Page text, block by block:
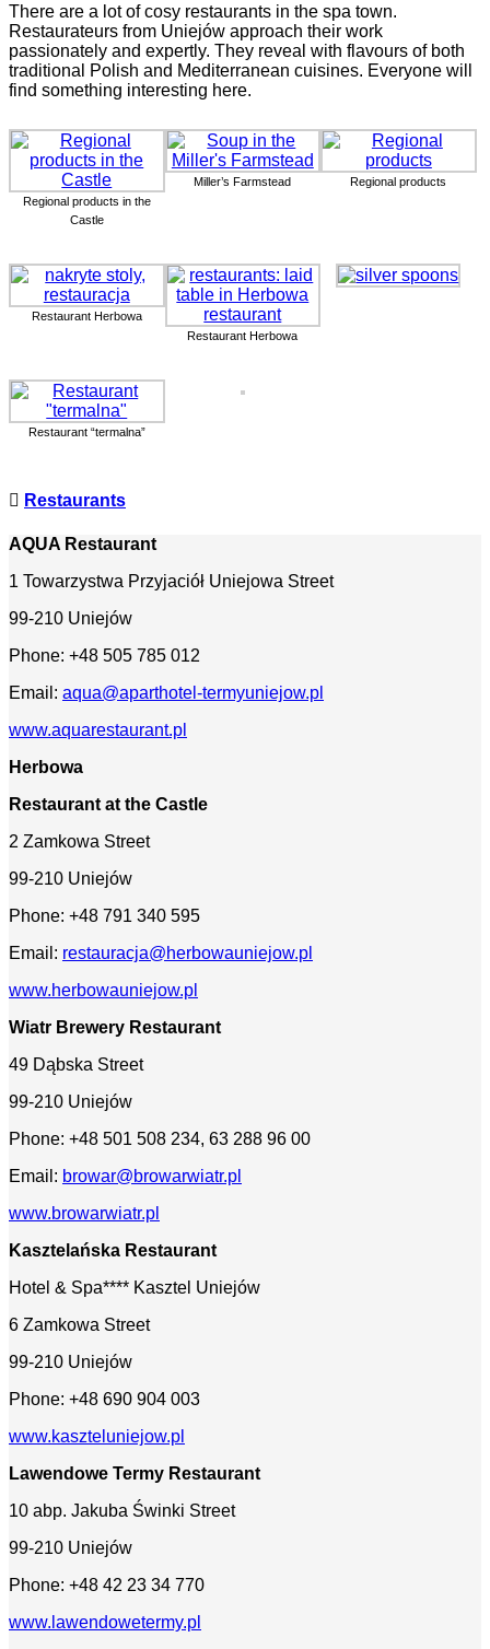
There are a lot of cosy restaurants in the spa town.
Restaurateurs from Uniejów approach their work
passionately and expertly. They reveal with flavours of both
traditional Polish and Mediterranean cuisines. Everyone will
find something interesting here.
Regional products in the
Castle
Miller’s Farmstead Regional products
Restaurant Herbowa
Restaurant Herbowa
Restaurant “termalna”
Restaurants
AQUA Restaurant
1 Towarzystwa Przyjaciół Uniejowa Street
99-210 Uniejów
Phone: +48 505 785 012
Email: aqua@aparthotel-termyuniejow.pl
www.aquarestaurant.pl
Herbowa
Restaurant at the Castle
2 Zamkowa Street
99-210 Uniejów
Phone: +48 791 340 595
Email: restauracja@herbowauniejow.pl
www.herbowauniejow.pl
Wiatr Brewery Restaurant
49 Dąbska Street
99-210 Uniejów
Phone: +48 501 508 234, 63 288 96 00
Email: browar@browarwiatr.pl
www.browarwiatr.pl
Kasztelańska Restaurant
Hotel & Spa**** Kasztel Uniejów
6 Zamkowa Street
99-210 Uniejów
Phone: +48 690 904 003
www.kaszteluniejow.pl
Lawendowe Termy Restaurant
10 abp. Jakuba Świnki Street
99-210 Uniejów
Phone: +48 42 23 34 770
www.lawendowetermy.pl